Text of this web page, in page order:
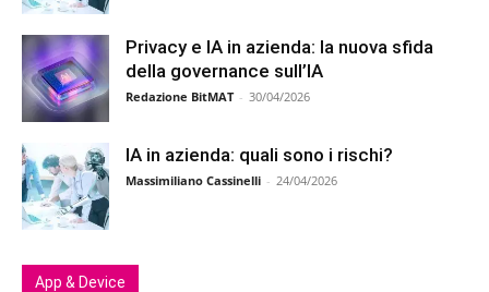
Privacy e IA in azienda: la nuova sfida
della governance sull’IA
Redazione BitMAT - 30/04/2026
IA in azienda: quali sono i rischi?
Massimiliano Cassinelli - 24/04/2026
App & Device